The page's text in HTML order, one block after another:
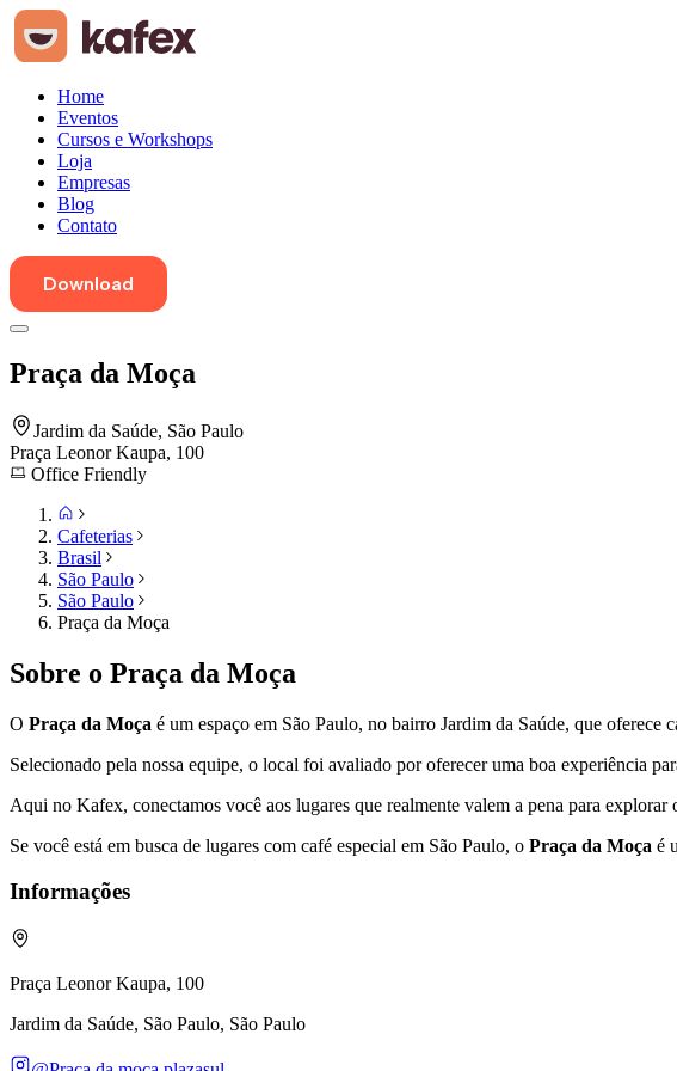
Home
Eventos
Cursos e Workshops
Loja
Empresas
Blog
Contato
Download
Praça da Moça
Jardim da Saúde, São Paulo
Praça Leonor Kaupa, 100
Office Friendly
Cafeterias
Brasil
São Paulo
São Paulo
Praça da Moça
Sobre o Praça da Moça
O Praça da Moça é um espaço em São Paulo, no bairro Jardim da Saúde, que oferece
Selecionado pela nossa equipe, o local foi avaliado por oferecer uma boa experiência
Aqui no Kafex, conectamos você aos lugares que realmente valem a pena para explorar
Se você está em busca de lugares com café especial em São Paulo, o Praça da Moça é
Informações
Praça Leonor Kaupa, 100
Jardim da Saúde, São Paulo, São Paulo